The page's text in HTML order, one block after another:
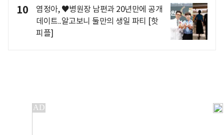
10
염정아, ♥병원장 남편과 20년만에 공개
데이트..알고보니 둘만의 생일 파티 [핫
피플]